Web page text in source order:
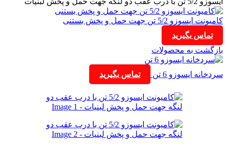
کامیونت ایسوزو 5/2 تن جهت حمل و پخش بستنی
تماس بگیرید
بازگشت به محصولات
سردخانه ایسوزو 6 تن تماس بگیرید